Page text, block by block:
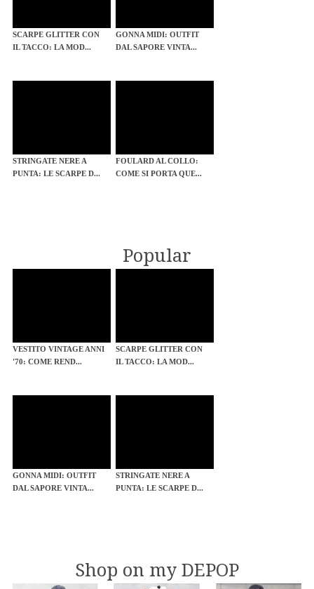
SCARPE GLITTER CON
IL TACCO: LA MOD...
GONNA MIDI: OUTFIT
DAL SAPORE VINTA...
STRINGATE NERE A
PUNTA: LE SCARPE D...
FOULARD AL COLLO:
COME SI PORTA QUE...
Popular
VESTITO VINTAGE ANNI
'70: COME REND...
SCARPE GLITTER CON
IL TACCO: LA MOD...
GONNA MIDI: OUTFIT
DAL SAPORE VINTA...
STRINGATE NERE A
PUNTA: LE SCARPE D...
Shop on my DEPOP